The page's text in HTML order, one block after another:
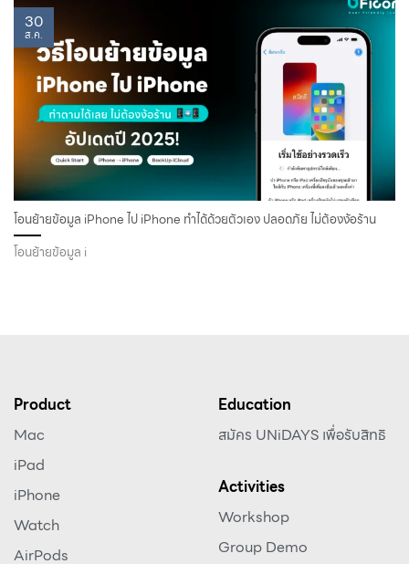
โอนย้ายข้อมูล iPhone ไป iPhone ทำได้ด้วยตัวเอง ปลอดภัย ไม่ต้องง้อร้าน
โอนย้ายข้อมูล i
30
ส.ค.
Product
Mac
iPad
iPhone
Watch
AirPods
Education
สมัคร UNiDAYS เพื่อรับสิทธิ
Activities
Workshop
Group Demo